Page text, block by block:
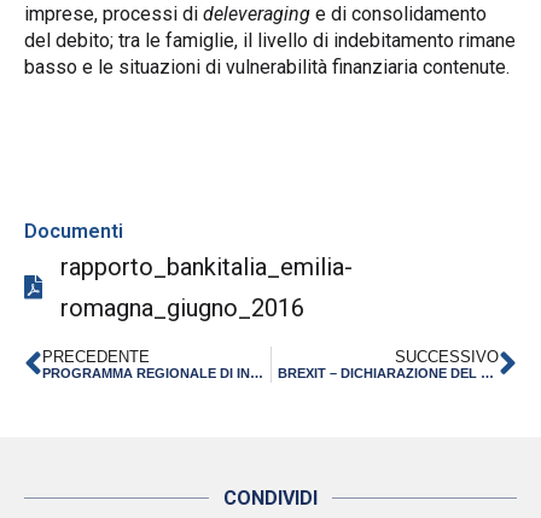
imprese, processi di deleveraging e di consolidamento
del debito; tra le famiglie, il livello di indebitamento rimane
basso e le situazioni di vulnerabilità finanziaria contenute.
Documenti
rapporto_bankitalia_emilia-
romagna_giugno_2016
PRECEDENTE
PROGRAMMA REGIONALE DI INTERNAZIONALIZZAZIONE 2016
SUCCESSIVO
BREXIT – DICHIARAZIONE DEL PRESIDENTE DI CONFINDUSTRIA EMILIA-ROMAGNA MAURIZIO MARCHESINI
CONDIVIDI